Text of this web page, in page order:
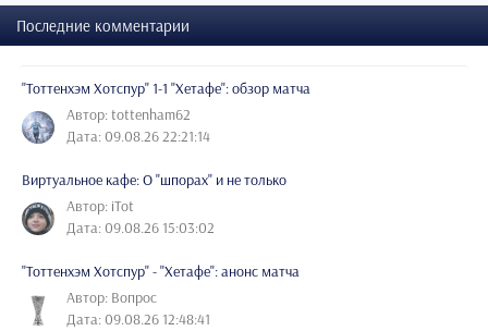
Последние комментарии
"Тоттенхэм Хотспур" 1-1 "Хетафе": обзор матча
Автор: tottenham62
Дата: 09.08.26 22:21:14
Виртуальное кафе: О "шпорах" и не только
Автор: iTot
Дата: 09.08.26 15:03:02
"Тоттенхэм Хотспур" - "Хетафе": анонс матча
Автор: Вопрос
Дата: 09.08.26 12:48:41